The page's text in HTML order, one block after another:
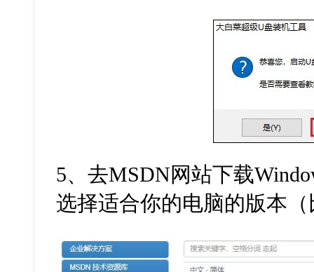
5、去MSDN网站下载
选择适合你的电脑的版本（